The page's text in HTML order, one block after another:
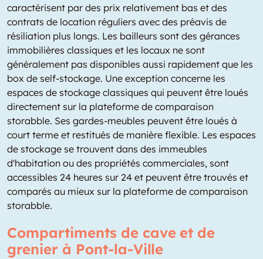
caractérisent par des prix relativement bas et des
contrats de location réguliers avec des préavis de
résiliation plus longs. Les bailleurs sont des gérances
immobilières classiques et les locaux ne sont
généralement pas disponibles aussi rapidement que les
box de self-stockage. Une exception concerne les
espaces de stockage classiques qui peuvent être loués
directement sur la plateforme de comparaison
storabble. Ses gardes-meubles peuvent être loués à
court terme et restitués de manière flexible. Les espaces
de stockage se trouvent dans des immeubles
d'habitation ou des propriétés commerciales, sont
accessibles 24 heures sur 24 et peuvent être trouvés et
comparés au mieux sur la plateforme de comparaison
storabble.
Compartiments de cave et de
grenier à Pont-la-Ville